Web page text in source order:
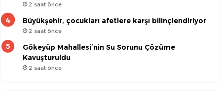
2 saat önce
Büyükşehir, çocukları afetlere karşı bilinçlendiriyor
2 saat önce
Gökeyüp Mahallesi’nin Su Sorunu Çözüme
Kavuşturuldu
2 saat önce